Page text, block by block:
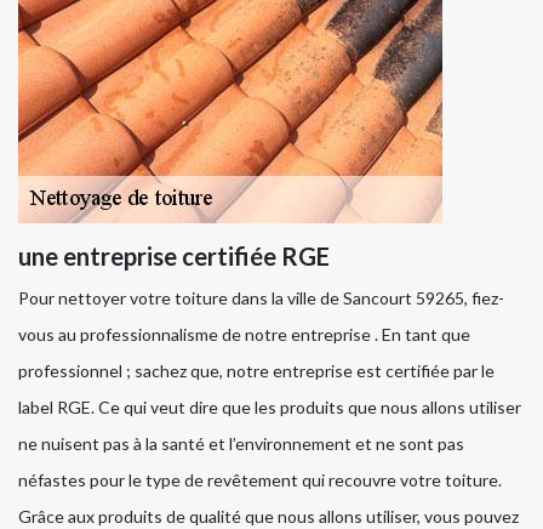
une entreprise certifiée RGE
Pour nettoyer votre toiture dans la ville de Sancourt 59265, fiez-
vous au professionnalisme de notre entreprise . En tant que
professionnel ; sachez que, notre entreprise est certifiée par le
label RGE. Ce qui veut dire que les produits que nous allons utiliser
ne nuisent pas à la santé et l’environnement et ne sont pas
néfastes pour le type de revêtement qui recouvre votre toiture.
Grâce aux produits de qualité que nous allons utiliser, vous pouvez